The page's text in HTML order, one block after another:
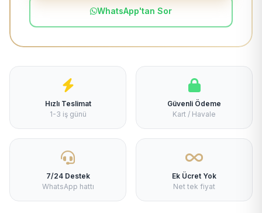
WhatsApp'tan Sor
Hızlı Teslimat
1-3 iş günü
Güvenli Ödeme
Kart / Havale
7/24 Destek
WhatsApp hattı
Ek Ücret Yok
Net tek fiyat